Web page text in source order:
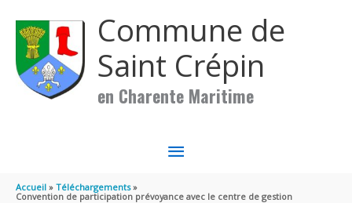
Commune de
Saint Crépin
en Charente Maritime
MENU
PRINCIPAL
Accueil
Téléchargements
Convention de participation prévoyance avec le centre de gestion